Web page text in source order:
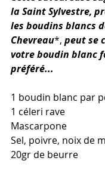
la Saint Sylvestre,
les boudins blancs
Chevreau*, peut se
votre boudin blanc
préféré...
1 boudin blanc par
1 céleri rave
Mascarpone
Sel, poivre, noix de
20gr de beurre